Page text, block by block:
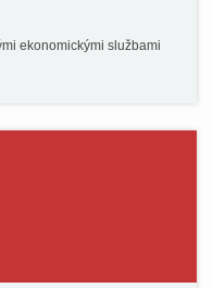
ekonomickými službami